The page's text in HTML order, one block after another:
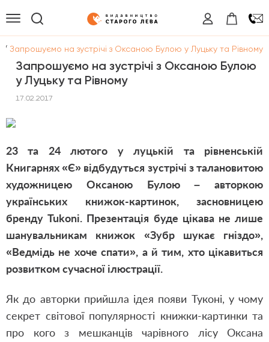
/ Запрошуємо на зустрічі з Оксаною Булою у Луцьку та Рівному
Запрошуємо на зустрічі з Оксаною Булою
у Луцьку та Рівному
17.02.2017
23 та 24 лютого у луцькій та рівненській
Книгарнях «Є» відбудуться зустрічі з талановитою
художницею Оксаною Булою – авторкою
українських книжок-картинок, засновницею
бренду Tukoni. Презентація буде цікава не лише
шанувальникам книжок «Зубр шукає гніздо»,
«Ведмідь не хоче спати», а й тим, хто цікавиться
розвитком сучасної ілюстрації.
Як до авторки прийшла ідея появи Туконі, у чому
секрет світової популярності книжки-картинки та
про кого з мешканців чарівного лісу Оксана